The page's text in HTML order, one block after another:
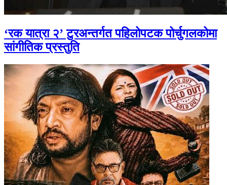
‘रक यात्रा २’ टुरअन्तर्गत पहिलोपटक पोर्चुगलकोमा
सांगीतिक प्रस्तुति